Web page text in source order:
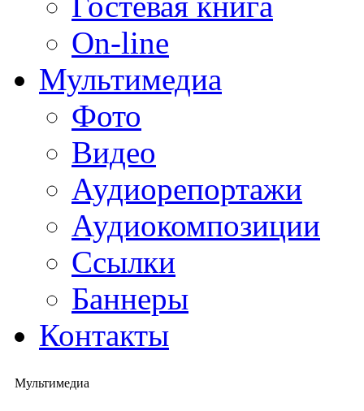
On-line
Мультимедиа
Фото
Видео
Аудиорепортажи
Аудиокомпозиции
Ссылки
Баннеры
Контакты
Мультимедиа